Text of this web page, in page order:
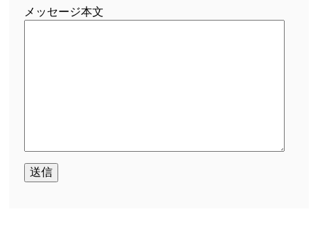
メッセージ本文